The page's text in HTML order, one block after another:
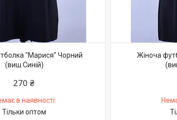
"Марися" Чорний
(виш.Синій)
270 ₴
в наявності
Тільки оптом
Жіноча